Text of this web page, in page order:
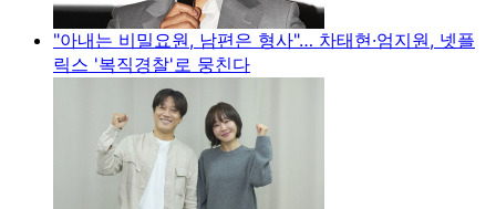
"아내는 비밀요원, 남편은 형사"… 차태현·엄지원, 넷플
릭스 '복직경찰'로 뭉친다